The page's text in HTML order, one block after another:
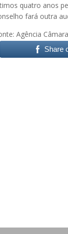
quatro anos
fará outra
Agência
Share